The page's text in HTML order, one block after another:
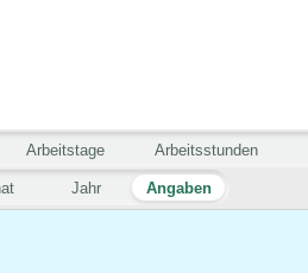
Jahr Angaben
Arbeitstage Arbeitsstunden